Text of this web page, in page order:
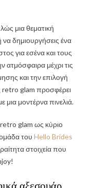
μια θεματική
δημιουργήσεις ένα
για εσένα και τους
μέχρι τις
και την επιλογή
retro glam προσφέρει
μια μοντέρνα πινελιά.
glam ως κύριο
του Hello Brides
στοιχεία που
αξεσουάρ